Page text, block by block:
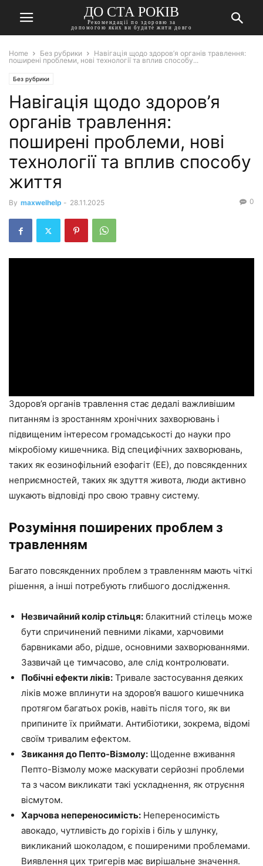
ДО СТА РОКІВ
Рекомендації по здоровю за
допомогою яких ви будите жити довго
Home Без рубрики
Навігація щодо здоров’я органів травлення:
поширені проблеми, нові технології та вплив способу...
Без рубрики
Навігація щодо здоров’я
органів травлення:
поширені проблеми, нові
технології та вплив способу
життя
By maxwelhelp - 28.11.2025 0
Здоров’я органів травлення стає дедалі важливішим
питанням із зростанням хронічних захворювань і
підвищеним інтересом громадськості до науки про
мікробіому кишечника. Від специфічних захворювань,
таких як еозинофільний езофагіт (ЕЕ), до повсякденних
неприємностей, таких як здуття живота, люди активно
шукають відповіді про свою травну систему.
Розуміння поширених проблем з
травленням
Багато повсякденних проблем з травленням мають чіткі
рішення, а інші потребують глибшого дослідження.
Незвичайний колір стільця: блакитний стілець може
бути спричинений певними ліками, харчовими
барвниками або, рідше, основними захворюваннями.
Зазвичай це тимчасово, але слід контролювати.
Побічні ефекти ліків: Тривале застосування деяких
ліків може вплинути на здоров’я вашого кишечника
протягом багатьох років, навіть після того, як ви
припините їх приймати. Антибіотики, зокрема, відомі
своїм тривалим ефектом.
Звикання до Пепто-Візмолу: Щоденне вживання
Пепто-Візмолу може маскувати серйозні проблеми
та з часом викликати такі ускладнення, як отруєння
вісмутом.
Харчова непереносимість: Непереносимість
авокадо, чутливість до горіхів і біль у шлунку,
викликаний шоколадом, є поширеними проблемами.
Виявлення цих тригерів має вирішальне значення.